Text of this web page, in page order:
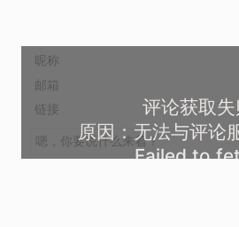
评论获取失
原因：无法与评论
Failed to